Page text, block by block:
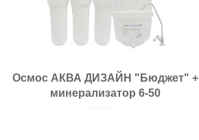
Размещение:
Материал бака:
Рабочая температура, оС:
Осмос АКВА ДИЗАЙН "Бюджет" +
минерализатор 6-50